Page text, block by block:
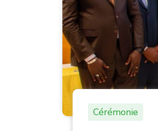
Cérémonie